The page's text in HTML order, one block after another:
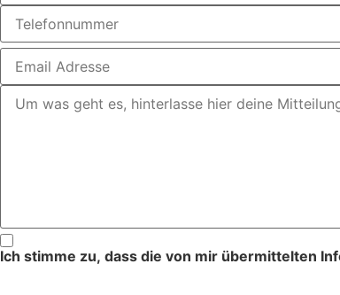
Ich stimme zu, dass die von mir übermittelten